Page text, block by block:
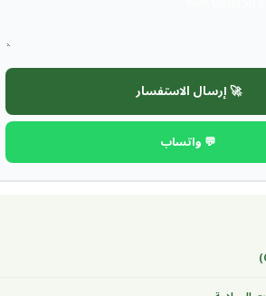
🚀 إرسال الاستفسار
💬 واتساب